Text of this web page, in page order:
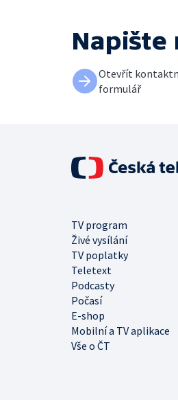
Napište
Otevřít
formulář
TV program
Živé vysílání
TV poplatky
Teletext
Podcasty
Počasí
E-shop
Mobilní a TV aplikace
Vše o ČT